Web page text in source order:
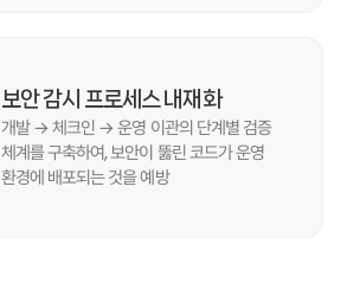
보안 감시 프로세스 내재화
개발 → 체크인 → 운영 이관의 단계별 검증
체계를 구축하여, 보안이 뚫린 코드가 운영
환경에 배포되는 것을 예방